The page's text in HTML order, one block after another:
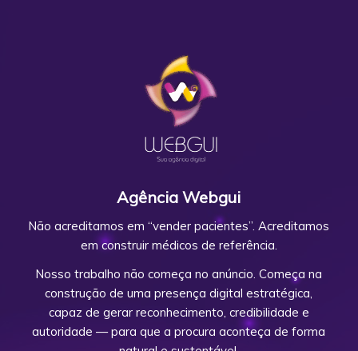
Agência Webgui
Não acreditamos em “vender pacientes”. Acreditamos
em construir médicos de referência.
Nosso trabalho não começa no anúncio. Começa na
construção de uma presença digital estratégica,
capaz de gerar reconhecimento, credibilidade e
autoridade — para que a procura aconteça de forma